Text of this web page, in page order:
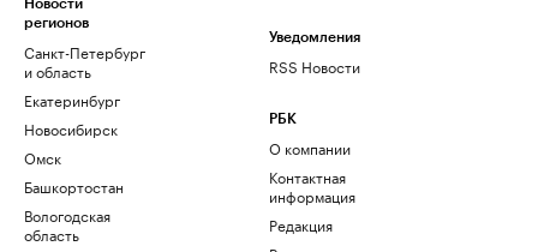
Новости
регионов
Санкт-Петербург
и область
Екатеринбург
Новосибирск
Омск
Башкортостан
Вологодская
область
Уведомления
RSS Новости
РБК
О компании
Контактная
информация
Редакция